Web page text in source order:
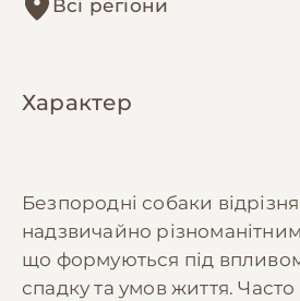
Всі регіони
Характер
Безпородні собаки
надзвичайно
що формуються під
спадку та умов життя.